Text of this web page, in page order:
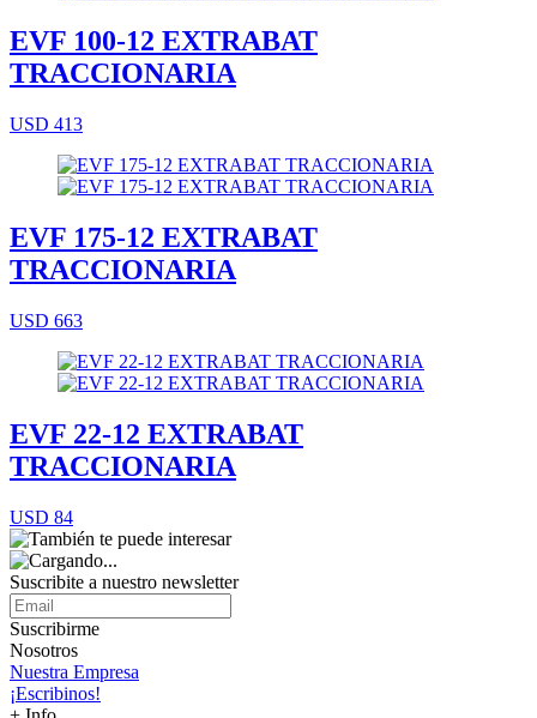
EVF 100-12 EXTRABAT
TRACCIONARIA
USD 413
EVF 175-12 EXTRABAT
TRACCIONARIA
USD 663
EVF 22-12 EXTRABAT
TRACCIONARIA
USD 84
Suscribite a nuestro newsletter
Suscribirme
Nosotros
Nuestra Empresa
¡Escribinos!